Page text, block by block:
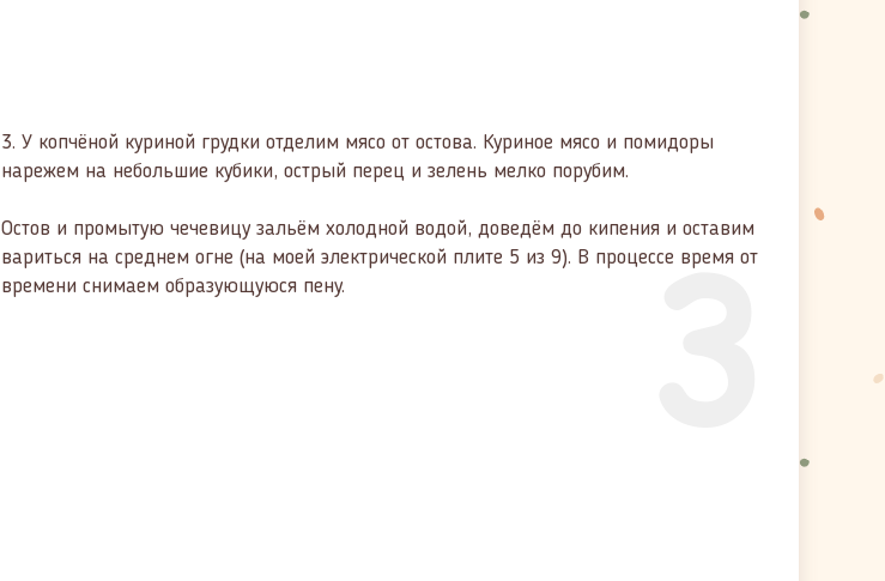
3
3. У копчёной куриной грудки отделим мясо от остова. Куриное мясо и помидоры
нарежем на небольшие кубики, острый перец и зелень мелко порубим.
Остов и промытую чечевицу зальём холодной водой, доведём до кипения и оставим
вариться на среднем огне (на моей электрической плите 5 из 9). В процессе время от
времени снимаем образующуюся пену.